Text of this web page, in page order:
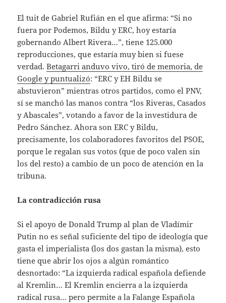
El tuit de Gabriel Rufián en el que afirma: “Si no
fuera por Podemos, Bildu y ERC, hoy estaría
gobernando Albert Rivera…”, tiene 125.000
reproducciones, que estaría muy bien si fuese
verdad.Betagarri anduvo vivo, tiró de memoria, de
Google y puntualizó: “ERC y EH Bildu se
abstuvieron” mientras otros partidos, como el PNV,
sí se manchó las manos contra “los Riveras, Casados
y Abascales”, votando a favor de la investidura de
Pedro Sánchez. Ahora son ERC y Bildu,
precisamente, los colaboradores favoritos del PSOE,
porque le regalan sus votos (que de poco valen sin
los del resto) a cambio de un poco de atención en la
tribuna.
La contradicción rusa
Si el apoyo de Donald Trump al plan de Vladímir
Putin no es señal suficiente del tipo de ideología que
gasta el imperialista (los dos gastan la misma), esto
tiene que abrir los ojos a algún romántico
desnortado: “La izquierda radical española defiende
al Kremlin… El Kremlin encierra a la izquierda
radical rusa… pero permite a la Falange Española